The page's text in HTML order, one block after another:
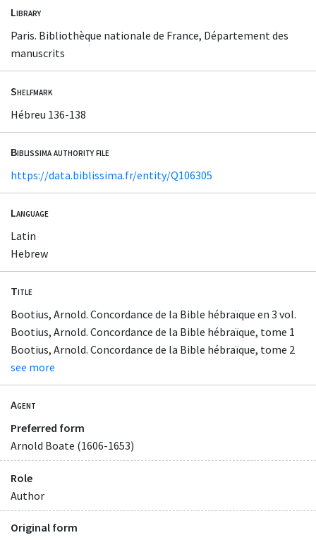
Library
Paris. Bibliothèque nationale de France, Département des
manuscrits
Shelfmark
Hébreu 136-138
Biblissima authority file
https://data.biblissima.fr/entity/Q106305
Language
Latin
Hebrew
Title
Bootius, Arnold. Concordance de la Bible hébraïque en 3 vol.
Bootius, Arnold. Concordance de la Bible hébraïque, tome 1
Bootius, Arnold. Concordance de la Bible hébraïque, tome 2
see more
Agent
Preferred form
Arnold Boate (1606-1653)
Role
Author
Original form